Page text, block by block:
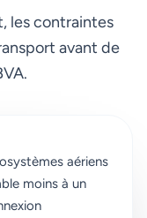
les contraintes
avant de
aériens
moins à un